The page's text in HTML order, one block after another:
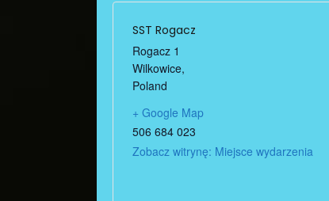
SST Rogacz
Rogacz 1
Wilkowice,
Poland
+ Google Map
506 684 023
Zobacz witrynę: Miejsce wydarzenia